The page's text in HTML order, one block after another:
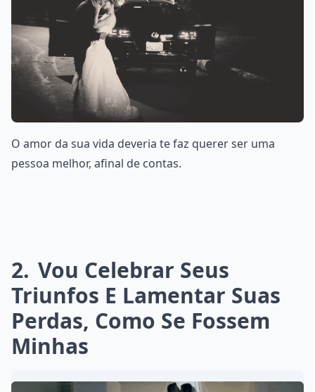
O amor da sua vida deveria te faz querer ser uma
pessoa melhor, afinal de contas.
2 Vou Celebrar Seus
Triunfos E Lamentar Suas
Perdas, Como Se Fossem
Minhas